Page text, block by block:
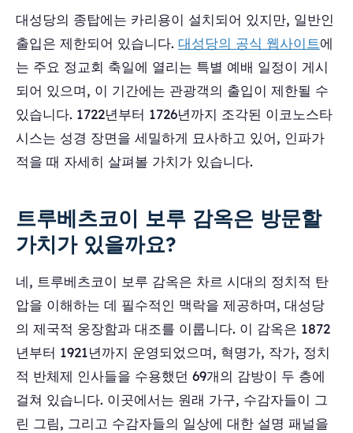
대성당의 종탑에는 카리용이 설치되어 있지만, 일반인
출입은 제한되어 있습니다. 대성당의 공식 웹사이트에
는 주요 정교회 축일에 열리는 특별 예배 일정이 게시
되어 있으며, 이 기간에는 관광객의 출입이 제한될 수
있습니다. 1722년부터 1726년까지 조각된 이코노스타
시스는 성경 장면을 세밀하게 묘사하고 있어, 인파가
적을 때 자세히 살펴볼 가치가 있습니다.
트루베츠코이 보루 감옥은 방문할
가치가 있을까요?
네, 트루베츠코이 보루 감옥은 차르 시대의 정치적 탄
압을 이해하는 데 필수적인 맥락을 제공하며, 대성당
의 제국적 웅장함과 대조를 이룹니다. 이 감옥은 1872
년부터 1921년까지 운영되었으며, 혁명가, 작가, 정치
적 반체제 인사들을 수용했던 69개의 감방이 두 층에
걸쳐 있습니다. 이곳에서는 원래 가구, 수감자들이 그
린 그림, 그리고 수감자들의 일상에 대한 설명 패널을